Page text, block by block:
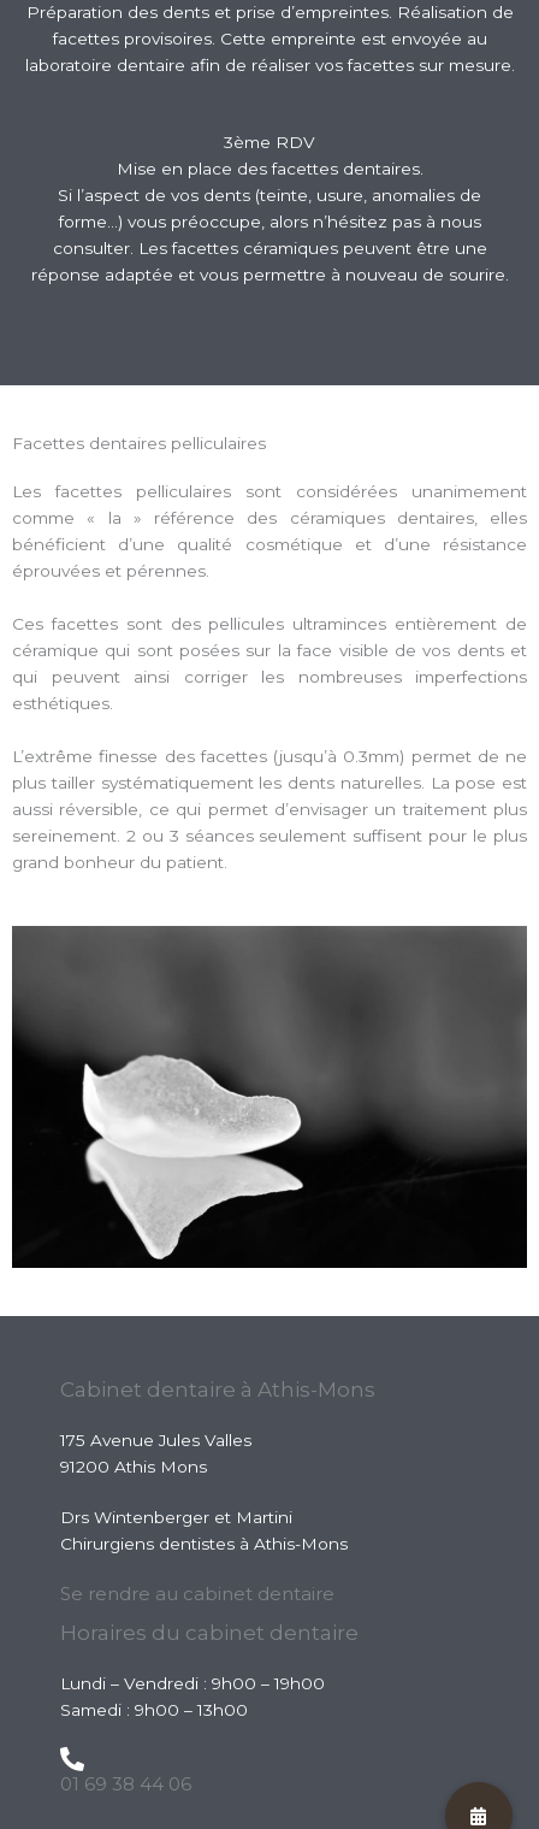
Préparation des dents et prise d’empreintes. Réalisation de
facettes provisoires. Cette empreinte est envoyée au
laboratoire dentaire afin de réaliser vos facettes sur mesure.
3ème RDV
Mise en place des facettes dentaires.
Si l’aspect de vos dents (teinte, usure, anomalies de
forme…) vous préoccupe, alors n’hésitez pas à nous
consulter. Les facettes céramiques peuvent être une
réponse adaptée et vous permettre à nouveau de sourire.
Facettes dentaires pelliculaires
Les facettes pelliculaires sont considérées unanimement
comme « la » référence des céramiques dentaires, elles
bénéficient d’une qualité cosmétique et d’une résistance
éprouvées et pérennes.
Ces facettes sont des pellicules ultraminces entièrement de
céramique qui sont posées sur la face visible de vos dents et
qui peuvent ainsi corriger les nombreuses imperfections
esthétiques.
L’extrême finesse des facettes (jusqu’à 0.3mm) permet de ne
plus tailler systématiquement les dents naturelles. La pose est
aussi réversible, ce qui permet d’envisager un traitement plus
sereinement. 2 ou 3 séances seulement suffisent pour le plus
grand bonheur du patient.
Cabinet dentaire à Athis-Mons
175 Avenue Jules Valles
91200 Athis Mons
Drs Wintenberger et Martini
Chirurgiens dentistes à Athis-Mons
Se rendre au cabinet dentaire
Horaires du cabinet dentaire
Lundi – Vendredi : 9h00 – 19h00
Samedi : 9h00 – 13h00
01 69 38 44 06